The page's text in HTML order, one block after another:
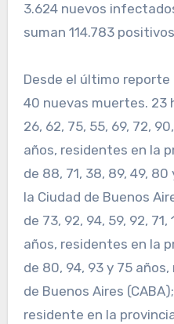
3.624 nuevos
suman 114.783
Desde el último
40 nuevas muertes. 23
26, 62, 75, 55, 69, 72,
años, residentes en la
de 88, 71, 38, 89, 49,
la Ciudad de Buenos
de 73, 92, 94, 59, 92, 71,
años, residentes en la
de 80, 94, 93 y 75
de Buenos Aires
residente en la